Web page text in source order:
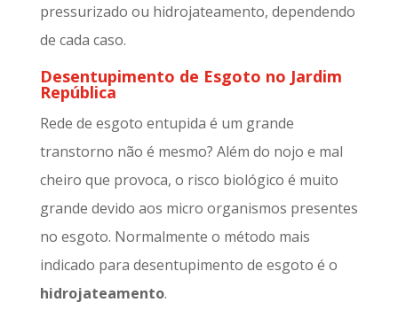
pressurizado ou hidrojateamento, dependendo
de cada caso.
Desentupimento de Esgoto no Jardim
República
Rede de esgoto entupida é um grande
transtorno não é mesmo? Além do nojo e mal
cheiro que provoca, o risco biológico é muito
grande devido aos micro organismos presentes
no esgoto. Normalmente o método mais
indicado para desentupimento de esgoto é o
hidrojateamento.